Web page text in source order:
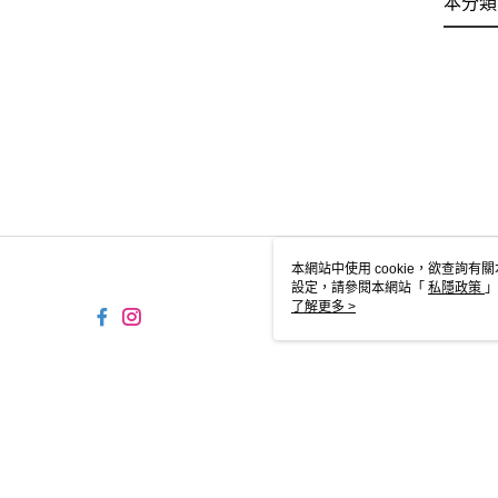
本網站中使用 cookie，欲查詢有
設定，請參閱本網站「 私隱政策
用 cookie。
了解更多 >